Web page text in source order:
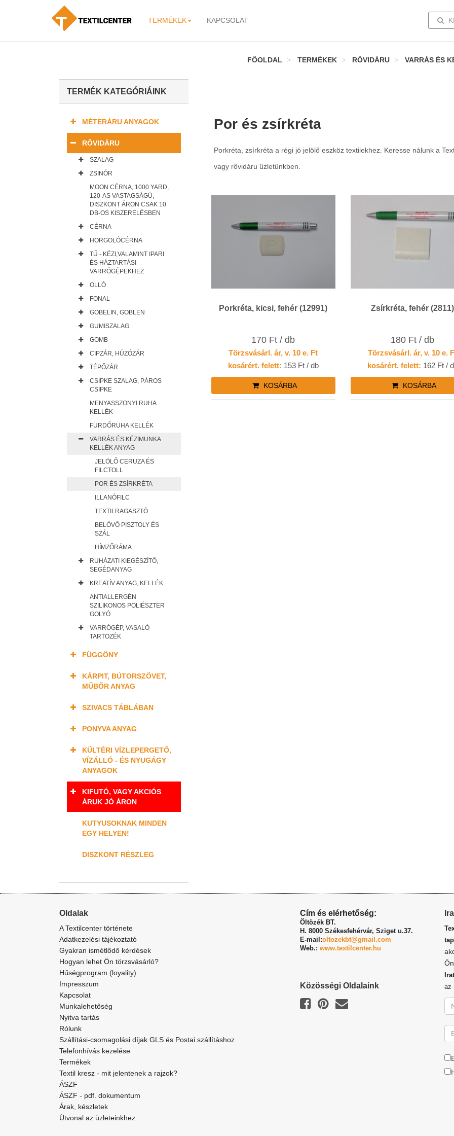
TERMÉKEK KAPCSOLAT
FŐOLDAL TERMÉKEK RÖVIDÁRU VARRÁS ÉS
Por és zsírkréta
Porkréta, zsírkréta a régi jó jelölő eszköz textilekhez. Keresse nálunk a
vagy rövidáru üzletünkben.
Porkréta, kicsi, fehér (12991)
170 Ft / db
Törzsvásárl. ár, v. 10 e. Ft
kosárért. felett: 153 Ft / db
KOSÁRBA
Zsírkréta, fehér (2811)
180 Ft / db
Törzsvásárl. ár, v. 10 e.
kosárért. felett: 162 Ft /
KOSÁRBA
TERMÉK KATEGÓRIÁINK
MÉTERÁRU ANYAGOK
RÖVIDÁRU
SZALAG
ZSINÓR
MOON CÉRNA, 1000 YARD,
120-AS VASTAGSÁGÚ,
DISZKONT ÁRON CSAK 10
DB-OS KISZERELÉSBEN
CÉRNA
HORGOLÓCÉRNA
TŰ - KÉZI,VALAMINT IPARI
ÉS HÁZTARTÁSI
VARRÓGÉPEKHEZ
OLLÓ
FONAL
GOBELIN, GOBLEN
GUMISZALAG
GOMB
CIPZÁR, HÚZÓZÁR
TÉPŐZÁR
CSIPKE SZALAG, PÁROS
CSIPKE
MENYASSZONYI RUHA
KELLÉK
FÜRDŐRUHA KELLÉK
VARRÁS ÉS KÉZIMUNKA
KELLÉK ANYAG
JELÖLŐ CERUZA ÉS
FILCTOLL
POR ÉS ZSÍRKRÉTA
ILLANÓFILC
TEXTILRAGASZTÓ
BELÖVŐ PISZTOLY ÉS
SZÁL
HÍMZŐRÁMA
RUHÁZATI KIEGÉSZÍTŐ,
SEGÉDANYAG
KREATÍV ANYAG, KELLÉK
ANTIALLERGÉN
SZILIKONOS POLIÉSZTER
GOLYÓ
VARRÓGÉP, VASALÓ
TARTOZÉK
FÜGGÖNY
KÁRPIT, BÚTORSZÖVET,
MŰBŐR ANYAG
SZIVACS TÁBLÁBAN
PONYVA ANYAG
KÜLTÉRI VÍZLEPERGETŐ,
VÍZÁLLÓ - ÉS NYUGÁGY
ANYAGOK
KIFUTÓ, VAGY AKCIÓS
ÁRUK JÓ ÁRON
KUTYUSOKNAK MINDEN
EGY HELYEN!
DISZKONT RÉSZLEG
Oldalak
A Textilcenter története
Adatkezelési tájékoztató
Gyakran ismétlődő kérdések
Hogyan lehet Ön törzsvásárló?
Hűségprogram (loyality)
Impresszum
Kapcsolat
Munkalehetőség
Nyitva tartás
Rólunk
Szállítási-csomagolási díjak GLS és Postai szállításhoz
Telefonhívás kezelése
Termékek
Textil kresz - mit jelentenek a rajzok?
ÁSZF
ÁSZF - pdf. dokumentum
Árak, készletek
Útvonal az üzleteinkhez
Cím és elérhetőség:
Öltözék BT.
H. 8000 Székesfehérvár, Sziget u.37.
E-mail:oltozekbt@gmail.com
Web.: www.textilcenter.hu
Közösségi Oldalaink
az